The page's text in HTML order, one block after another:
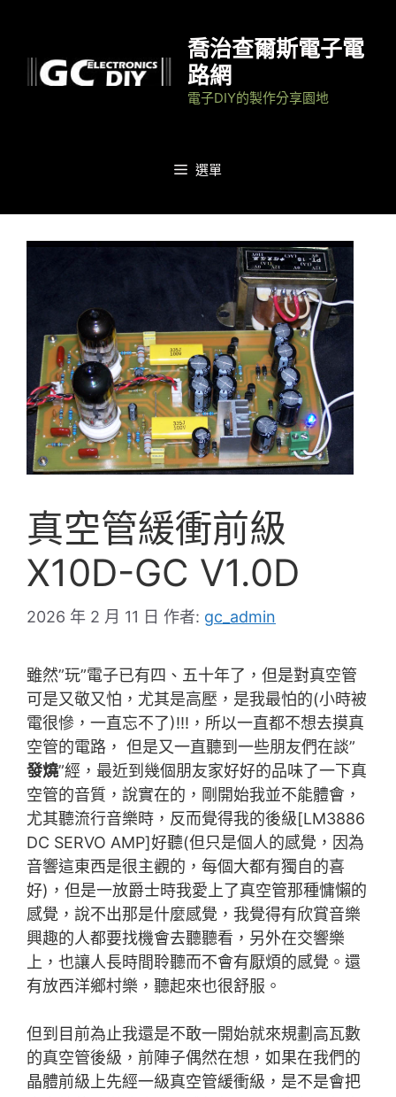
喬治查爾斯電子電
路網
電子DIY的製作分享園地
選單
真空管緩衝前級
X10D-GC V1.0D
2026 年 2 月 11 日 作者: gc_admin
雖然”玩”電子已有四、五十年了，但是對真空管
可是又敬又怕，尤其是高壓，是我最怕的(小時被
電很慘，一直忘不了)!!!，所以一直都不想去摸真
空管的電路， 但是又一直聽到一些朋友們在談”
發燒”經，最近到幾個朋友家好好的品味了一下真
空管的音質，說實在的，剛開始我並不能體會，
尤其聽流行音樂時，反而覺得我的後級[LM3886
DC SERVO AMP]好聽(但只是個人的感覺，因為
音響這東西是很主觀的，每個大都有獨自的喜
好)，但是一放爵士時我愛上了真空管那種慵懶的
感覺，說不出那是什麼感覺，我覺得有欣賞音樂
興趣的人都要找機會去聽聽看，另外在交響樂
上，也讓人長時間聆聽而不會有厭煩的感覺。還
有放西洋鄉村樂，聽起來也很舒服。
但到目前為止我還是不敢一開始就來規劃高瓦數
的真空管後級，前陣子偶然在想，如果在我們的
晶體前級上先經一級真空管緩衝級，是不是會把